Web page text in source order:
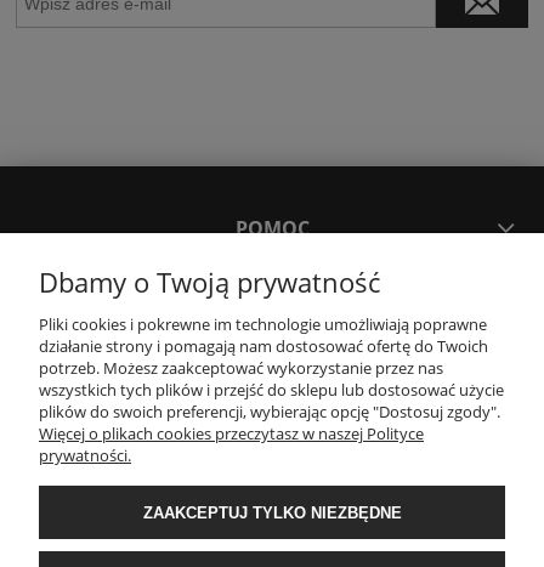
POMOC
MOJE KONTO
PŁATNOŚCI I DOSTAWA
Wyposażenie łazienek Łazienki.eco | Pawła 23, 41-708 Ruda Śląska | E-mail:
sklep@lazienki.eco | Tel.: 600 012 164 lub 600 012 159 | TGS Przemysław
Dbamy o Twoją prywatność
Pliki cookies i pokrewne im technologie umożliwiają poprawne
działanie strony i pomagają nam dostosować ofertę do Twoich
potrzeb. Możesz zaakceptować wykorzystanie przez nas
wszystkich tych plików i przejść do sklepu lub dostosować użycie
plików do swoich preferencji, wybierając opcję "Dostosuj zgody".
Więcej o plikach cookies przeczytasz w naszej Polityce
prywatności.
ZAAKCEPTUJ TYLKO NIEZBĘDNE